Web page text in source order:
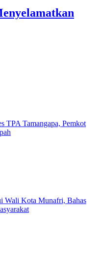
TPA Tamangapa, Pemkot
Wali Kota Munafri, Bahas